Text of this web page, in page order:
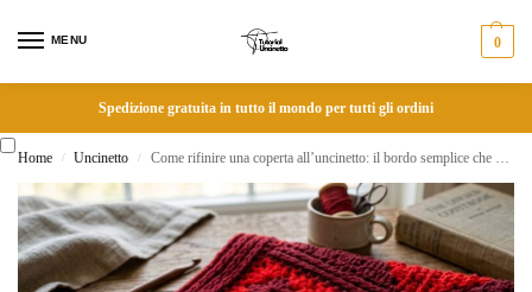
MENU 0
Spedizione gratuita in tutto il mondo per tutti gli ordini
Home / Uncinetto / Come rifinire una coperta all’uncinetto: il bordo semplice che cambia tutto